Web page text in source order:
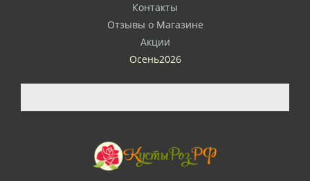
Контакты
Отзывы о Магазине
Акции
Осень2026